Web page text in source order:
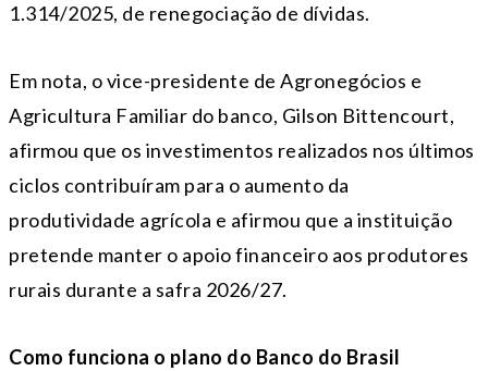
1.314/2025, de renegociação de dívidas.
Em nota, o vice-presidente de Agronegócios e
Agricultura Familiar do banco, Gilson Bittencourt,
afirmou que os investimentos realizados nos últimos
ciclos contribuíram para o aumento da
produtividade agrícola e afirmou que a instituição
pretende manter o apoio financeiro aos produtores
rurais durante a safra 2026/27.
Como funciona o plano do Banco do Brasil